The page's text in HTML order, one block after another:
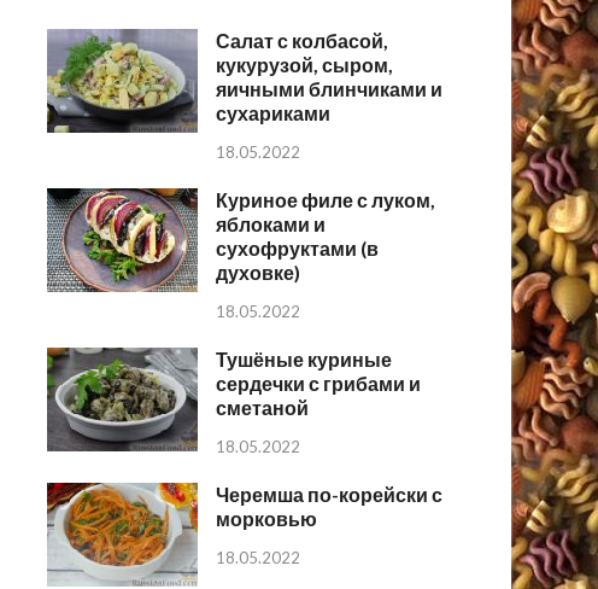
Салат с колбасой,
кукурузой, сыром,
яичными блинчиками и
сухариками
18.05.2022
Куриное филе с луком,
яблоками и
сухофруктами (в
духовке)
18.05.2022
Тушёные куриные
сердечки с грибами и
сметаной
18.05.2022
Черемша по-корейски с
морковью
18.05.2022